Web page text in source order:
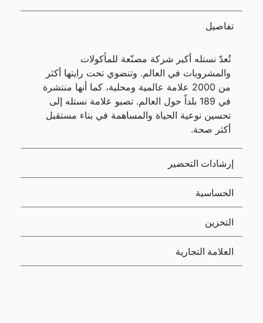
تفاصيل
تُعدّ نستله أكبر شركة مصنّعة للمأكولات
والمشروبات في العالم. وتنضوي تحت رايتها أكثر
من 2000 علامة عالمية ومحلية، كما أنها منتشرة
في 189 بلداً حول العالم. تصبو علامة نستله إلى
تحسين نوعية الحياة والمساهمة في بناء مستقبل
أكثر صحة.
إرشادات التحضير
الحساسية
التخزين
العلامة التجارية